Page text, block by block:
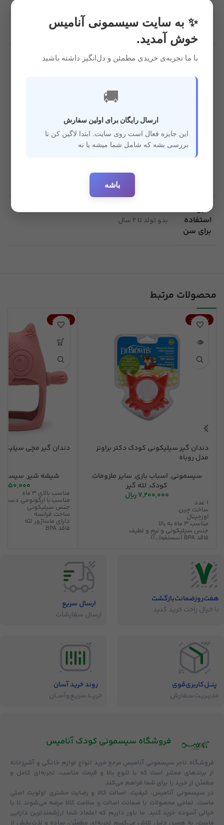
شدن، می‌توانید از طریق درب مخزن، آن را با آب گرم یا
سرد (به دلخواه) پر کنید و دنیای آبی شگفت‌انگیز
واتر مت را برای بازی کودکتان آماده کنید.
ابعاد 8*50*69 سانتی
جنس پلاستیک مقاوم
تقویت عضلات
تقویت حس
کنجاوی
قابل
استفاده
برای سن
بدو تولد تا 2 سال
محصولات مرتبط
ناموجود
دندان گیر سیلیکونی کودک دکتر براونز
مدل روباه
سیسمونی, اسباب بازی, سایر ملزومات
کودک, لثه گیر
7,200,000ریال
1 عدد
ساخت چین
اورجینال
مناسب 3 ماه به بالا
جنس سیلیکونی و نرم و لطیف
فاقد BPA (بیسنفول آ)
کاهش دهنده درد دندان و خارش لثه کودک
ناموجود
دندان گیر مچی
شیشه شیر,
مناسب بالای 3 ماه
مناسب با ارگونومی دست
جنس سیلیکونی
ساخت فرانسه
دارای ماساژور لثه
فاقد BPA
هفت‌روز‌ضمانت‌بازگشت
با خیال راحت خرید کنید
ارسال سریع
ارسال سفارشات
پنــل‌کاربری‌قوی
مدیــریـت‌سـفارش
روند خرید آسان
خریــد‌سریـع‌و‌آســان
فروشگاه‌ سیسمونی کودک آنامیس
فروشگاه تاجر سیسمونی آنامیس مرجع خرید انواع لوازم خانگی و آشپزخانه
از برندهای معتبر است که با تنوع بالا و قیمت مناسب، تجربه‌ای کامل و
مطمئن از خرید را برای شما فراهم می‌کند.
در سیسمونی آنامیس، کیفیت، اصالت کالا و رضایت مشتری اولویت اصلی
ماست. تمامی محصولات با ضمانت اصالت و سلامت کالا عرضه می‌شوند تا با
خیالی آسوده خرید کنید. ما باور داریم که اعتماد شما ارزشمندترین دارایی
ماست، به همین دلیل تلاش می‌کنیم تجربه‌ای مطمئن، ساده و لذت‌بخش از
✨ به سایت سیسمونی آنامیس
خوش آمدید.
با ما تجربه‌ی خریدی مطمئن و دل‌انگیز داشته باشید
🚚
ارسال رایگان برای اولین سفارش
این جایزه فعال است روی سایت. ابتدا لاگین کن تا
بررسی بشه که شامل شما میشه یا نه
باشه